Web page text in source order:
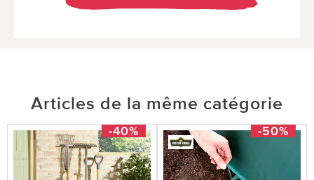
Articles de la même catégorie
-40% -50%